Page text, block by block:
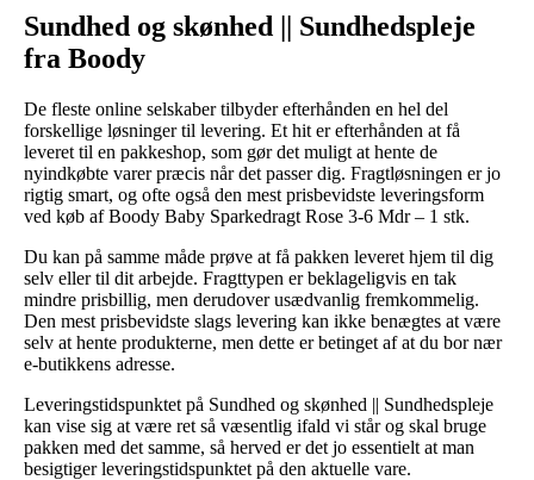
Sundhed og skønhed || Sundhedspleje
fra Boody
De fleste online selskaber tilbyder efterhånden en hel del
forskellige løsninger til levering. Et hit er efterhånden at få
leveret til en pakkeshop, som gør det muligt at hente de
nyindkøbte varer præcis når det passer dig. Fragtløsningen er jo
rigtig smart, og ofte også den mest prisbevidste leveringsform
ved køb af Boody Baby Sparkedragt Rose 3-6 Mdr – 1 stk.
Du kan på samme måde prøve at få pakken leveret hjem til dig
selv eller til dit arbejde. Fragttypen er beklageligvis en tak
mindre prisbillig, men derudover usædvanlig fremkommelig.
Den mest prisbevidste slags levering kan ikke benægtes at være
selv at hente produkterne, men dette er betinget af at du bor nær
e-butikkens adresse.
Leveringstidspunktet på Sundhed og skønhed || Sundhedspleje
kan vise sig at være ret så væsentlig ifald vi står og skal bruge
pakken med det samme, så herved er det jo essentielt at man
besigtiger leveringstidspunktet på den aktuelle vare.